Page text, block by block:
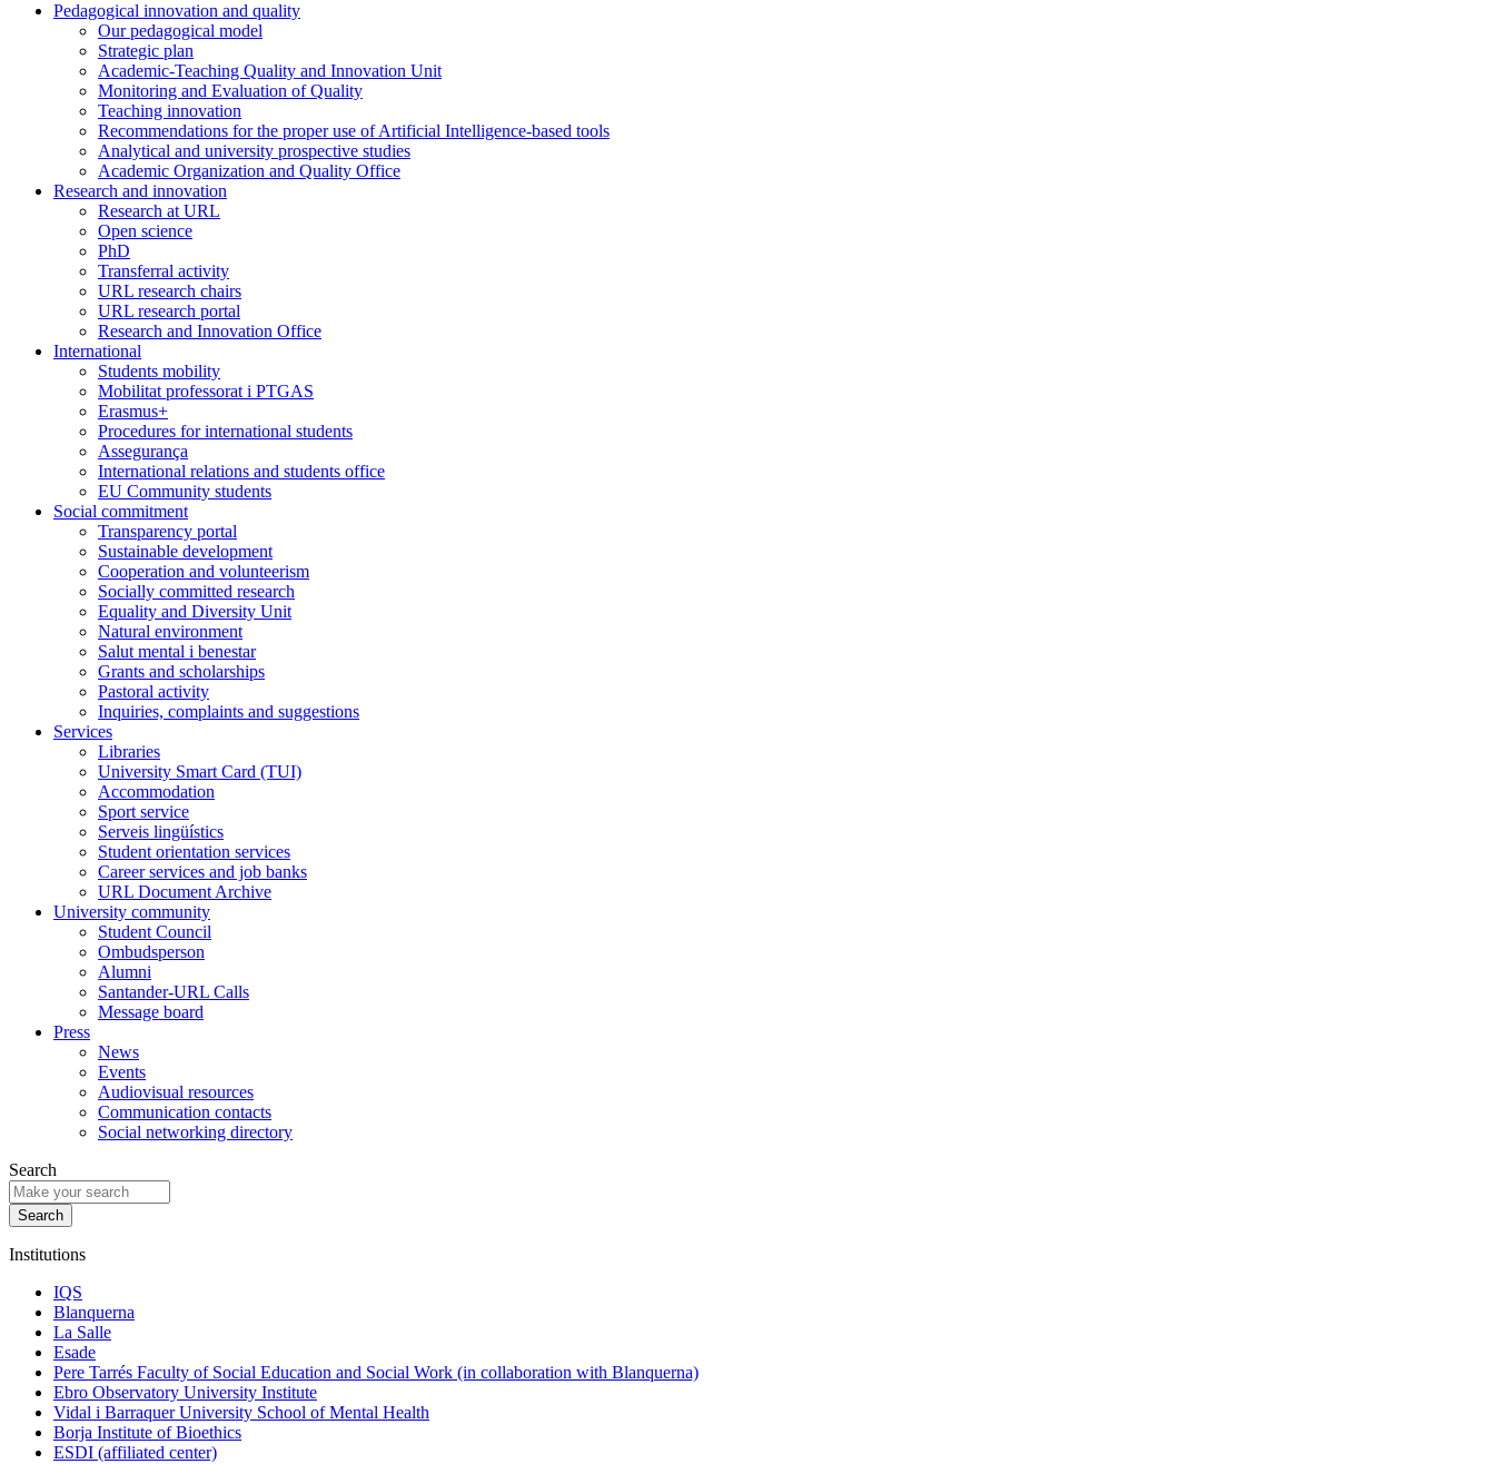
Pedagogical innovation and quality
Our pedagogical model
Strategic plan
Academic-Teaching Quality and Innovation Unit
Monitoring and Evaluation of Quality
Teaching innovation
Recommendations for the proper use of Artificial Intelligence-based tools
Analytical and university prospective studies
Academic Organization and Quality Office
Research and innovation
Research at URL
Open science
PhD
Transferral activity
URL research chairs
URL research portal
Research and Innovation Office
International
Students mobility
Mobilitat professorat i PTGAS
Erasmus+
Procedures for international students
Assegurança
International relations and students office
EU Community students
Social commitment
Transparency portal
Sustainable development
Cooperation and volunteerism
Socially committed research
Equality and Diversity Unit
Natural environment
Salut mental i benestar
Grants and scholarships
Pastoral activity
Inquiries, complaints and suggestions
Services
Libraries
University Smart Card (TUI)
Accommodation
Sport service
Serveis lingüístics
Student orientation services
Career services and job banks
URL Document Archive
University community
Student Council
Ombudsperson
Alumni
Santander-URL Calls
Message board
Press
News
Events
Audiovisual resources
Communication contacts
Social networking directory
Search
Institutions
IQS
Blanquerna
La Salle
Esade
Pere Tarrés Faculty of Social Education and Social Work (in collaboration with Blanquerna)
Ebro Observatory University Institute
Vidal i Barraquer University School of Mental Health
Borja Institute of Bioethics
ESDI (affiliated center)